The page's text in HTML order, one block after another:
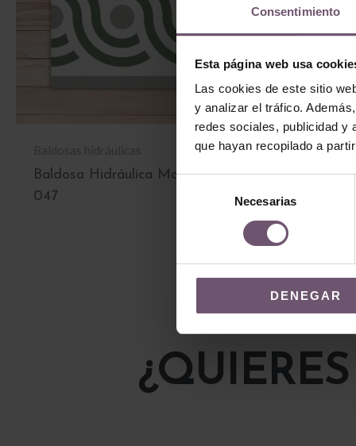
Consentimiento
Esta página web usa
Las cookies de este sitio
y analizar el tráfico.
redes sociales, publicidad y
que hayan recopilado a
consentimiento
Necesarias
DENEGAR
Baldosa Hidráulica Mod
047
Baldosas
Baldosa
317